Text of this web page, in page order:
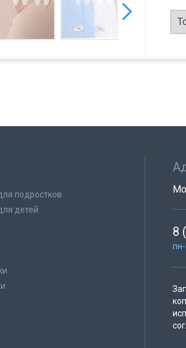
подростков
детей
8